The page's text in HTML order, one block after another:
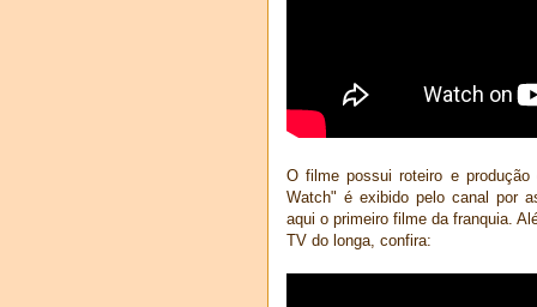
O filme possui roteiro e
Watch" é exibido pelo canal por
aqui o primeiro filme da franquia.
TV do longa, confira: